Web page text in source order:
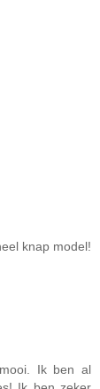
knap model!
Ik ben al